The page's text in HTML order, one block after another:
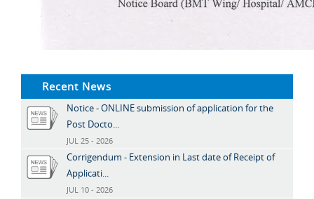
Recent News
Notice - ONLINE submission of application for the
Post Docto...
JUL 25 - 2026
Corrigendum - Extension in Last date of Receipt of
Applicati...
JUL 10 - 2026